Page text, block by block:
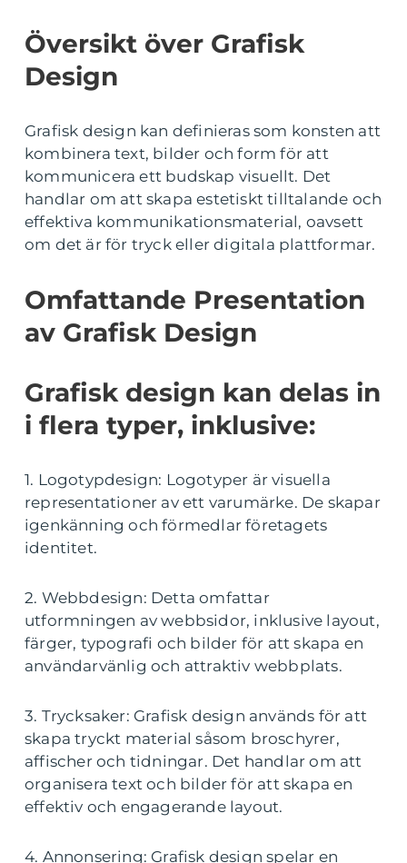
Översikt över Grafisk
Design
Grafisk design kan definieras som konsten att
kombinera text, bilder och form för att
kommunicera ett budskap visuellt. Det
handlar om att skapa estetiskt tilltalande och
effektiva kommunikationsmaterial, oavsett
om det är för tryck eller digitala plattformar.
Omfattande Presentation
av Grafisk Design
Grafisk design kan delas in
i flera typer, inklusive:
1. Logotypdesign: Logotyper är visuella
representationer av ett varumärke. De skapar
igenkänning och förmedlar företagets
identitet.
2. Webbdesign: Detta omfattar
utformningen av webbsidor, inklusive layout,
färger, typografi och bilder för att skapa en
användarvänlig och attraktiv webbplats.
3. Trycksaker: Grafisk design används för att
skapa tryckt material såsom broschyrer,
affischer och tidningar. Det handlar om att
organisera text och bilder för att skapa en
effektiv och engagerande layout.
4. Annonsering: Grafisk design spelar en